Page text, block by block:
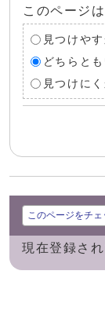
このページ
見つけや
どちらと
見つけに
このページをチェ
現在登録さ